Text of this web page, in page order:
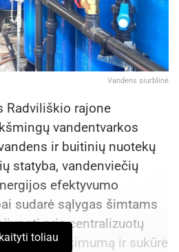
Vandens siurblinė
Radviliškio rajone
vandentvarkos
ir buitinių nuotekų
statyba, vandenviečių
efektyvumo
sudarė sąlygas šimtams
prie centralizuotų
patikimumą ir sukūrė
toliau